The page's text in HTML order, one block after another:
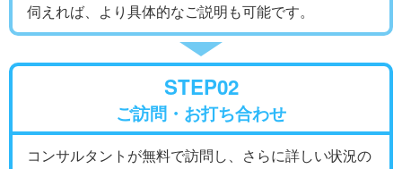
伺えれば、より具体的なご説明も可能です。
STEP02
ご訪問・お打ち合わせ
コンサルタントが無料で訪問し、さらに詳しい状況の